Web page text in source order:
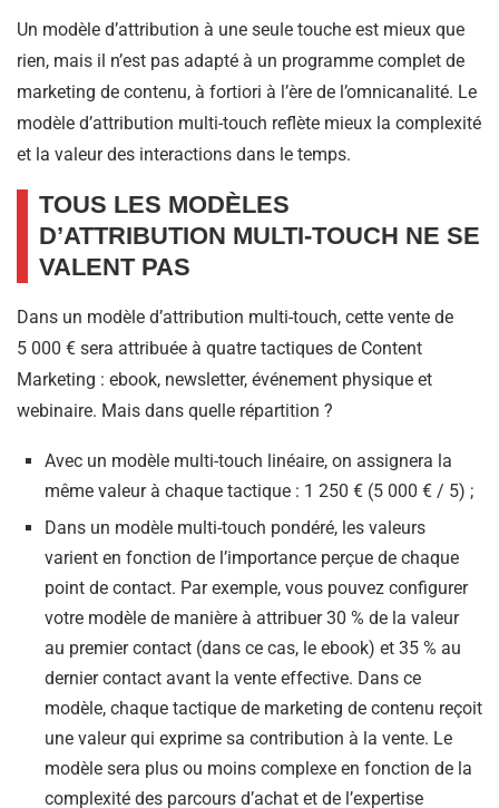
Un modèle d’attribution à une seule touche est mieux que
rien, mais il n’est pas adapté à un programme complet de
marketing de contenu, à fortiori à l’ère de l’omnicanalité. Le
modèle d’attribution multi-touch reflète mieux la complexité
et la valeur des interactions dans le temps.
TOUS LES MODÈLES
D’ATTRIBUTION MULTI-TOUCH NE SE
VALENT PAS
Dans un modèle d’attribution multi-touch, cette vente de
5 000 € sera attribuée à quatre tactiques de Content
Marketing : ebook, newsletter, événement physique et
webinaire. Mais dans quelle répartition ?
Avec un modèle multi-touch linéaire, on assignera la
même valeur à chaque tactique : 1 250 € (5 000 € / 5) ;
Dans un modèle multi-touch pondéré, les valeurs
varient en fonction de l’importance perçue de chaque
point de contact. Par exemple, vous pouvez configurer
votre modèle de manière à attribuer 30 % de la valeur
au premier contact (dans ce cas, le ebook) et 35 % au
dernier contact avant la vente effective. Dans ce
modèle, chaque tactique de marketing de contenu reçoit
une valeur qui exprime sa contribution à la vente. Le
modèle sera plus ou moins complexe en fonction de la
complexité des parcours d’achat et de l’expertise